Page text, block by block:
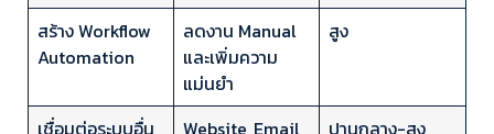
สร้าง Workflow
Automation
ลดงาน Manual
และเพิ่มความ
แม่นยำ
สูง
เชื่อมต่อระบบอื่น
Website, Email,
ปานกลาง-สูง